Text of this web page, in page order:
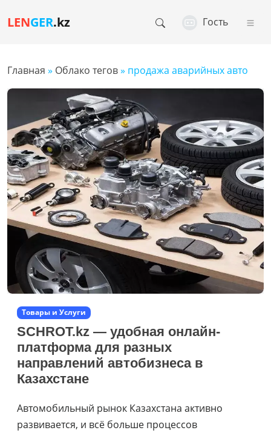
LENGER.kz Гость
Главная » Облако тегов» продажа аварийных авто
Товары и Услуги
SCHROT.kz — удобная онлайн-
платформа для разных
направлений автобизнеса в
Казахстане
Автомобильный рынок Казахстана активно
развивается, и всё больше процессов